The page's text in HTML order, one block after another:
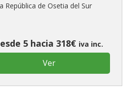
República de Osetia del Sur
5 hacia 318€ iva inc.
Ver